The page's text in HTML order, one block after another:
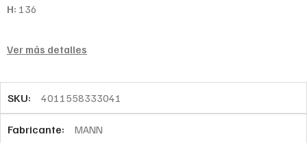
H: 136
Ver más detalles
SKU: 4011558333041
Fabricante: MANN